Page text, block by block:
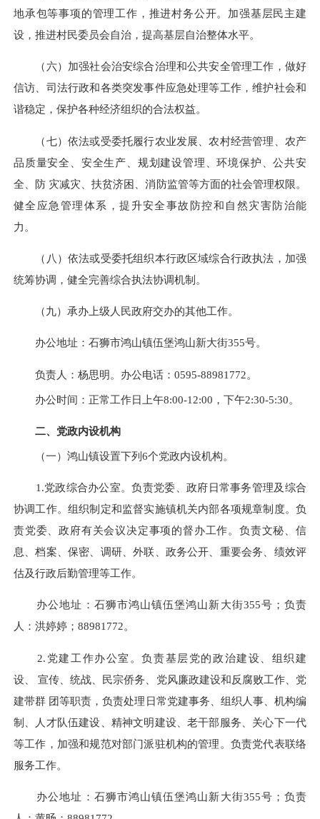
地承包等事项的管理工作，推进村务公开。加强基层民主建
设，推进村民委员会自治，提高基层自治整体水平。
（六）加强社会治安综合治理和公共安全管理工作，做好
信访、司法行政和各类突发事件应急处理等工作，维护社会和
谐稳定，保护各种经济组织的合法权益。
（七）依法或受委托履行农业发展、农村经营管理、农产
品质量安全、安全生产、规划建设管理、环境保护、公共安
全、防 灾减灾、扶贫济困、消防监管等方面的社会管理权限。
健全应急管理体系，提升安全事故防控和自然灾害防治能
力。
（八）依法或受委托组织本行政区域综合行政执法，加强
统筹协调，健全完善综合执法协调机制。
（九）承办上级人民政府交办的其他工作。
办公地址： 石狮市鸿山镇伍堡鸿山新大街355号。
负责人：杨思明。办公电话： 0595-88981772。
办公时间：正常工作日上午8:00-12:00 ，下午2:30-5:30。
二、党政内设机构
（一）鸿山镇设置下列 6个党政内设机构。
1.党政综合办公室。负责党委、政府日常事务管理及综合
协调工作。组织制定和监督实施镇机关内部各项规章制度。负
责党委、政府有关会议决定事项的督办工作。负责文秘、信
息、档案、保密、调研、外联、政务公开、重要会务、绩效评
估及行政后勤管理等工作。
办公地址： 石狮市鸿山镇伍堡鸿山新大街355号 ； 负责
人：洪婷婷； 88981772。
2. 党建工作办公室。负责基层党的政治建设、组织建
设、
宣传、统战、民宗侨务、党风廉政建设和反腐败工作、党
建带群 团等职责，负责处理日常党建事务、组织人事、机构编
制、人才队伍建设、精神文明建设、老干部服务、关心下一代
等工作，加强和规范对部门派驻机构的管理。负责党代表联络
服务工作。
办公地址： 石狮市鸿山镇伍堡鸿山新大街355号 ； 负责